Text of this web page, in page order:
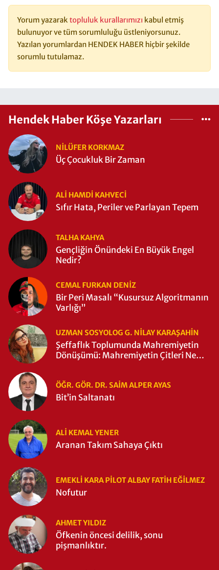
Yorum yazarak topluluk kurallarımızı kabul etmiş
bulunuyor ve tüm sorumluluğu üstleniyorsunuz.
Yazılan yorumlardan HENDEK HABER hiçbir şekilde
sorumlu tutulamaz.
Hendek Haber Köşe Yazarları
NILÜFER KORKMAZ
Üç Çocukluk Bir Zaman
ALI HAMDI KAHVECİ
Sıfır Hata, Periler ve Parlayan Tepem
TALHA KAHYA
Gençliğin Önündeki En Büyük Engel
Nedir?
CEMAL FURKAN DENİZ
Bir Peri Masalı “Kusursuz Algoritmanın
Varlığı”
UZMAN SOSYOLOG G. NILAY KARAŞAHİN
Şeffaflık Toplumunda Mahremiyetin
Dönüşümü: Mahremiyetin Çitleri Ne
ÖĞR. GÖR. DR. SAIM ALPER AYAS
Bit’in Saltanatı
ALI KEMAL YENER
Aranan Takım Sahaya Çıktı
EMEKLI KARA PILOT ALBAY FATIH EĞİLMEZ
Nofutur
AHMET YILDIZ
Öfkenin öncesi delilik, sonu
pişmanlıktır.